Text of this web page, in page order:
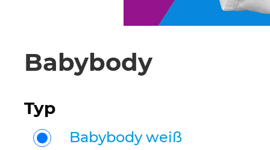
Babybody
Typ
Babybody weiß